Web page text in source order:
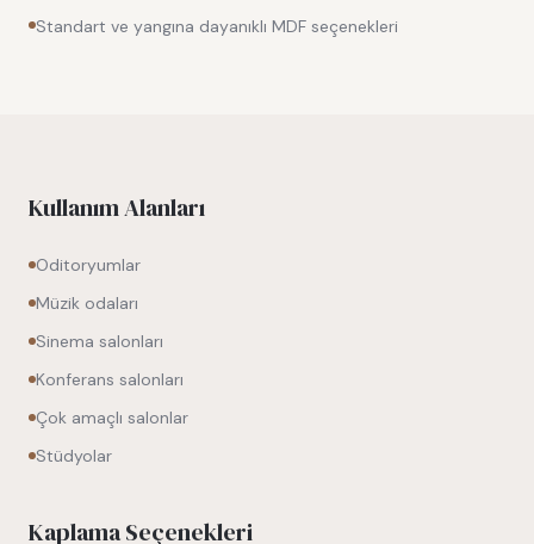
Standart ve yangına dayanıklı MDF seçenekleri
Kullanım Alanları
Oditoryumlar
Müzik odaları
Sinema salonları
Konferans salonları
Çok amaçlı salonlar
Stüdyolar
Kaplama Seçenekleri